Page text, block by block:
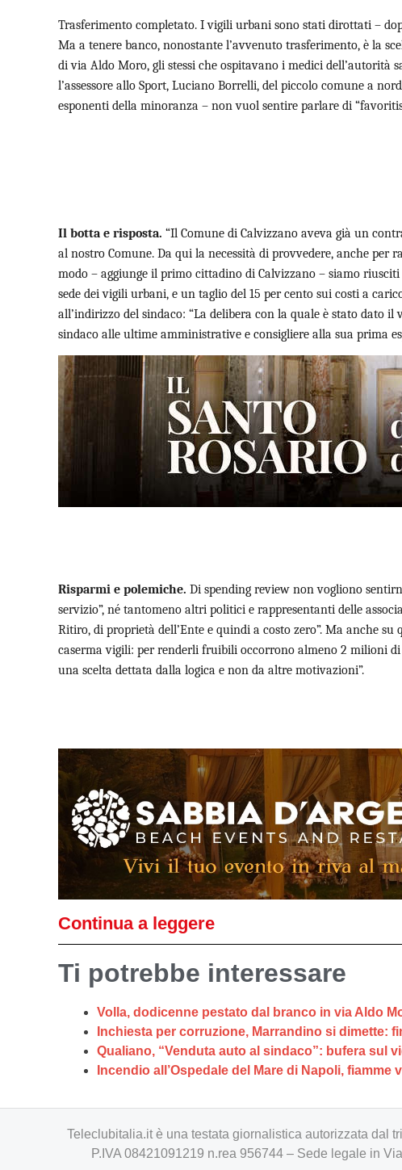
Trasferimento completato. I vigili urbani sono stati dirottati –
Ma a tenere banco, nonostante l’avvenuto trasferimento, è la
di via Aldo Moro, gli stessi che ospitavano i medici dell’autorità
l’assessore allo Sport, Luciano Borrelli, del piccolo comune a
esponenti della minoranza – non vuol sentire parlare di
Il botta e risposta. “Il Comune di Calvizzano aveva già un
al nostro Comune. Da qui la necessità di provvedere, anche
modo – aggiunge il primo cittadino di Calvizzano – siamo
sede dei vigili urbani, e un taglio del 15 per cento sui costi a
all’indirizzo del sindaco: “La delibera con la quale è stato dato
sindaco alle ultime amministrative e consigliere alla sua prima
Risparmi e polemiche. Di spending review non vogliono
servizio”, né tantomeno altri politici e rappresentanti delle
Ritiro, di proprietà dell’Ente e quindi a costo zero”. Ma anche
caserma vigili: per renderli fruibili occorrono almeno 2 milioni
una scelta dettata dalla logica e non da altre motivazioni”.
Continua a leggere
Ti potrebbe interessare
Volla, dodicenne pestato dal branco in via Aldo
Inchiesta per corruzione, Marrandino si dimette:
Qualiano, “Venduta auto al sindaco”: bufera sul
Incendio all’Ospedale del Mare di Napoli,
Teleclubitalia.it è una testata giornalistica autorizzata dal
P.IVA 08421091219 n.rea 956744 – Sede legale in